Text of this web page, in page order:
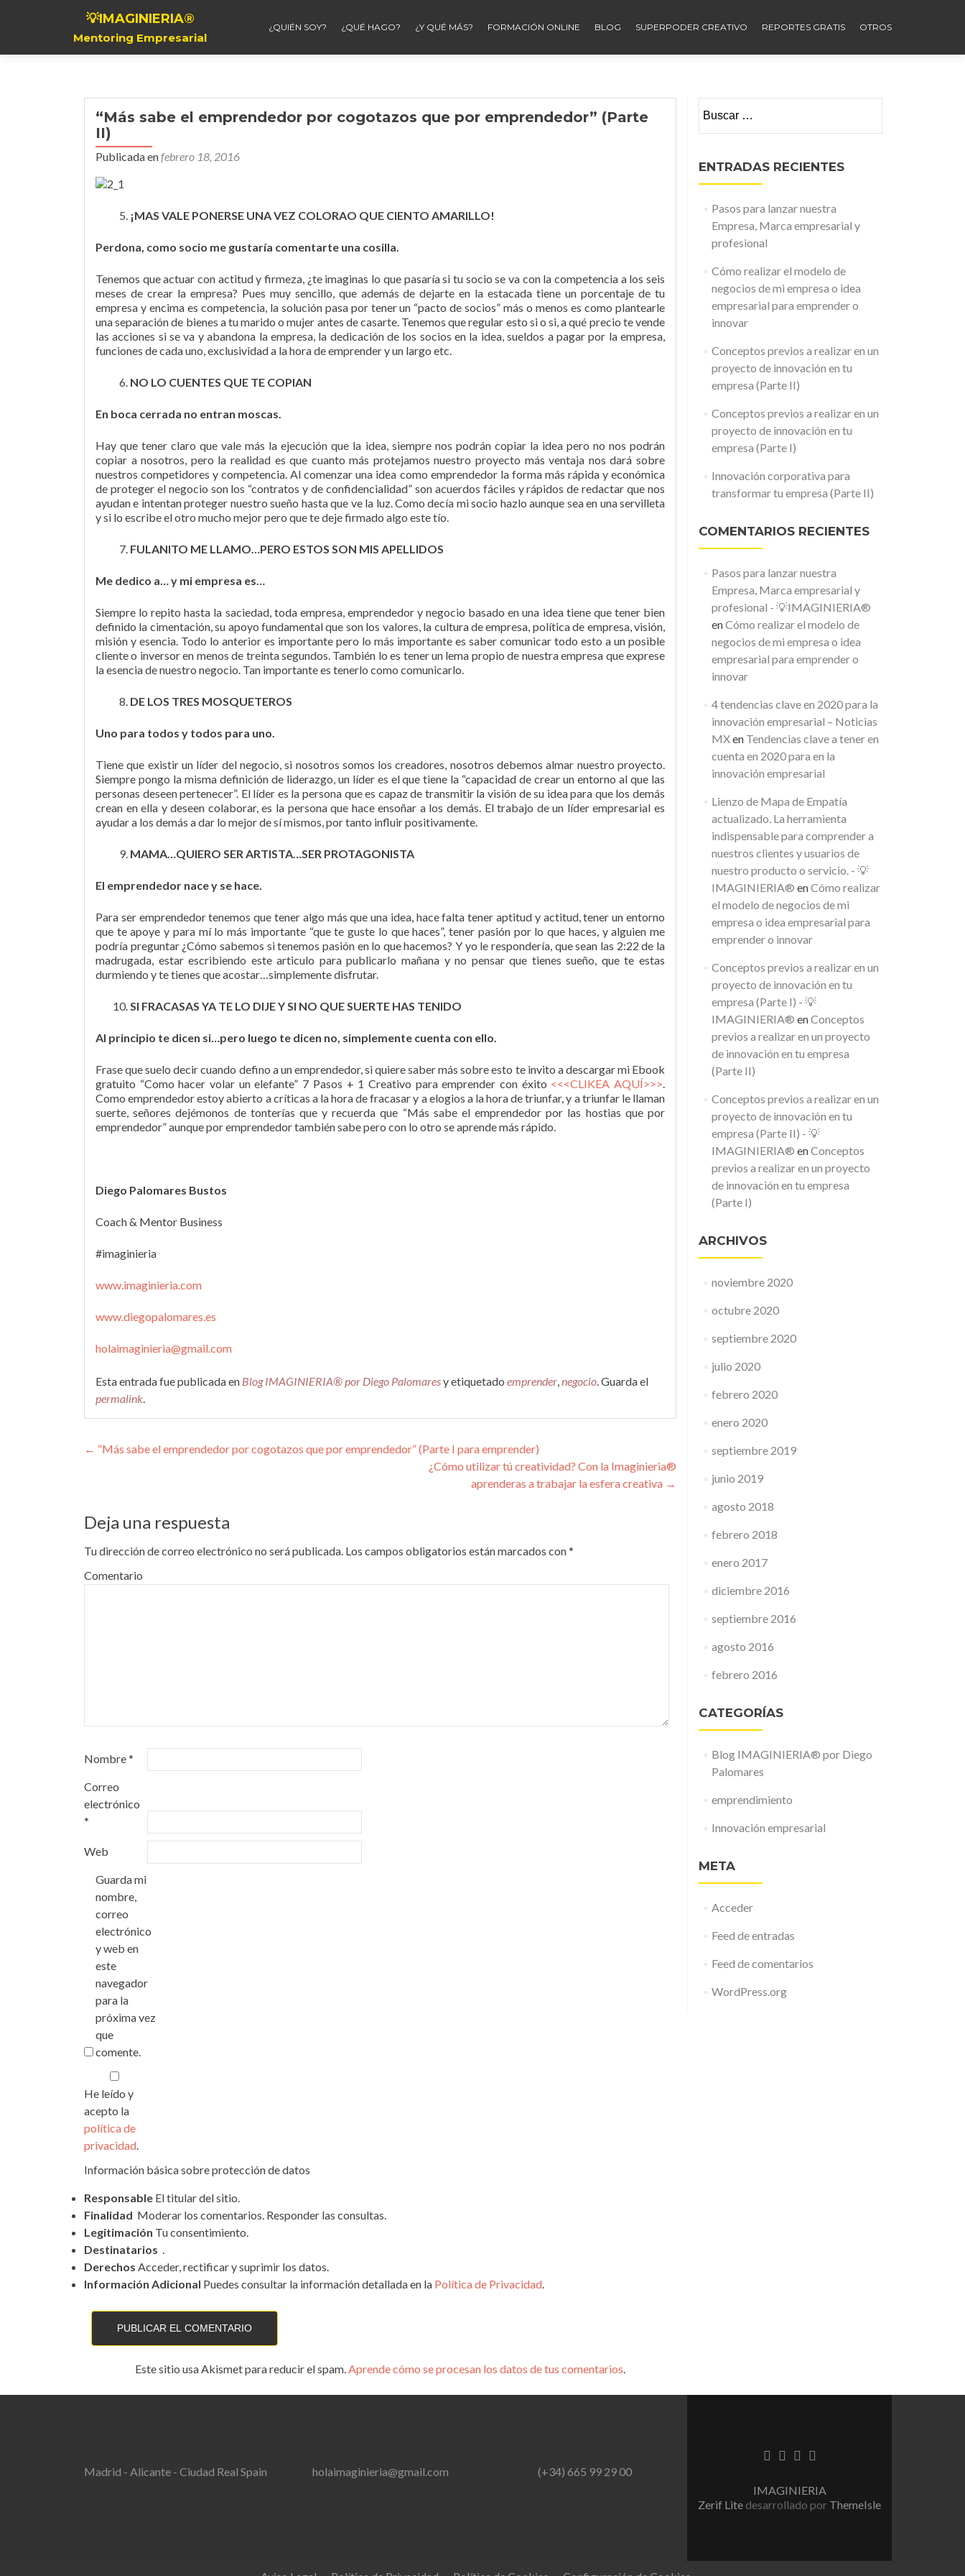
💡IMAGINIERIA®
Mentoring Empresarial
¿QUIÉN SOY? ¿QUÉ HAGO? ¿Y QUÉ MÁS? FORMACIÓN ONLINE BLOG SUPERPODER CREATIVO REPORTES GRATIS OTROS
“Más sabe el emprendedor por cogotazos que por emprendedor” (Parte
II)
Publicada enfebrero 18, 2016
¡MAS VALE PONERSE UNA VEZ COLORAO QUE CIENTO AMARILLO!
Perdona, como socio me gustaría comentarte una cosilla.
Tenemos que actuar con actitud y firmeza, ¿te imaginas lo que pasaría si tu socio se va con la competencia a los seis
meses de crear la empresa? Pues muy sencillo, que además de dejarte en la estacada tiene un porcentaje de tu
empresa y encima es competencia, la solución pasa por tener un “pacto de socios” más o menos es como plantearle
una separación de bienes a tu marido o mujer antes de casarte. Tenemos que regular esto si o si, a qué precio te vende
las acciones si se va y abandona la empresa, la dedicación de los socios en la idea, sueldos a pagar por la empresa,
funciones de cada uno, exclusividad a la hora de emprender y un largo etc.
NO LO CUENTES QUE TE COPIAN
En boca cerrada no entran moscas.
Hay que tener claro que vale más la ejecución que la idea, siempre nos podrán copiar la idea pero no nos podrán
copiar a nosotros, pero la realidad es que cuanto más protejamos nuestro proyecto más ventaja nos dará sobre
nuestros competidores y competencia. Al comenzar una idea como emprendedor la forma más rápida y económica
de proteger el negocio son los “contratos y de confidencialidad” son acuerdos fáciles y rápidos de redactar que nos
ayudan e intentan proteger nuestro sueño hasta que ve la luz. Como decía mi socio hazlo aunque sea en una servilleta
y si lo escribe el otro mucho mejor pero que te deje firmado algo este tío.
FULANITO ME LLAMO…PERO ESTOS SON MIS APELLIDOS
Me dedico a… y mi empresa es…
Siempre lo repito hasta la saciedad, toda empresa, emprendedor y negocio basado en una idea tiene que tener bien
definido la cimentación, su apoyo fundamental que son los valores, la cultura de empresa, política de empresa, visión,
misión y esencia. Todo lo anterior es importante pero lo más importante es saber comunicar todo esto a un posible
cliente o inversor en menos de treinta segundos. También lo es tener un lema propio de nuestra empresa que exprese
la esencia de nuestro negocio. Tan importante es tenerlo como comunicarlo.
DE LOS TRES MOSQUETEROS
Uno para todos y todos para uno.
Tiene que existir un líder del negocio, si nosotros somos los creadores, nosotros debemos almar nuestro proyecto.
Siempre pongo la misma definición de liderazgo, un líder es el que tiene la “capacidad de crear un entorno al que las
personas deseen pertenecer”. El líder es la persona que es capaz de transmitir la visión de su idea para que los demás
crean en ella y deseen colaborar, es la persona que hace ensoñar a los demás. El trabajo de un líder empresarial es
ayudar a los demás a dar lo mejor de sí mismos, por tanto influir positivamente.
MAMA…QUIERO SER ARTISTA…SER PROTAGONISTA
El emprendedor nace y se hace.
Para ser emprendedor tenemos que tener algo más que una idea, hace falta tener aptitud y actitud, tener un entorno
que te apoye y para mí lo más importante “que te guste lo que haces”, tener pasión por lo que haces, y alguien me
podría preguntar ¿Cómo sabemos si tenemos pasión en lo que hacemos? Y yo le respondería, que sean las 2:22 de la
madrugada, estar escribiendo este articulo para publicarlo mañana y no pensar que tienes sueño, que te estas
durmiendo y te tienes que acostar…simplemente disfrutar.
SI FRACASAS YA TE LO DIJE Y SI NO QUE SUERTE HAS TENIDO
Al principio te dicen si…pero luego te dicen no, simplemente cuenta con ello.
Frase que suelo decir cuando defino a un emprendedor, si quiere saber más sobre esto te invito a descargar mi Ebook
gratuito “Como hacer volar un elefante” 7 Pasos + 1 Creativo para emprender con éxito <<<CLIKEA AQUÍ>>>.
Como emprendedor estoy abierto a críticas a la hora de fracasar y a elogios a la hora de triunfar, y a triunfar le llaman
suerte, señores dejémonos de tonterías que y recuerda que “Más sabe el emprendedor por las hostias que por
emprendedor” aunque por emprendedor también sabe pero con lo otro se aprende más rápido.
Diego Palomares Bustos
Coach & Mentor Business
#imaginieria
www.imaginieria.com
www.diegopalomares.es
holaimaginieria@gmail.com
Esta entrada fue publicada en Blog IMAGINIERIA® por Diego Palomaresy etiquetado emprender,negocio. Guarda el
permalink.
Navegación de entradas
← “Más sabe el emprendedor por cogotazos que por emprendedor” (Parte I para emprender)
¿Cómo utilizar tú creatividad? Con la Imaginieria®
aprenderas a trabajar la esfera creativa →
Deja una respuesta
Tu dirección de correo electrónico no será publicada. Los campos obligatorios están marcados con*
Comentario
Nombre*
Correo
electrónico
*
Web
Guarda mi
nombre,
correo
electrónico
y web en
este
navegador
para la
próxima vez
que
comente.
He leído y
acepto la
política de
privacidad.
Información básica sobre protección de datos
Responsable El titular del sitio.
Finalidad Moderar los comentarios. Responder las consultas.
Legitimación Tu consentimiento.
Destinatarios .
Derechos Acceder, rectificar y suprimir los datos.
Información Adicional Puedes consultar la información detallada en la Política de Privacidad.
Este sitio usa Akismet para reducir el spam.Aprende cómo se procesan los datos de tus comentarios.
ENTRADAS RECIENTES
Pasos para lanzar nuestra
Empresa, Marca empresarial y
profesional
Cómo realizar el modelo de
negocios de mi empresa o idea
empresarial para emprender o
innovar
Conceptos previos a realizar en un
proyecto de innovación en tu
empresa (Parte II)
Conceptos previos a realizar en un
proyecto de innovación en tu
empresa (Parte I)
Innovación corporativa para
transformar tu empresa (Parte II)
COMENTARIOS RECIENTES
Pasos para lanzar nuestra
Empresa, Marca empresarial y
profesional - 💡IMAGINIERIA®
enCómo realizar el modelo de
negocios de mi empresa o idea
empresarial para emprender o
innovar
4 tendencias clave en 2020 para la
innovación empresarial – Noticias
MXen Tendencias clave a tener en
cuenta en 2020 para en la
innovación empresarial
Lienzo de Mapa de Empatía
actualizado. La herramienta
indispensable para comprender a
nuestros clientes y usuarios de
nuestro producto o servicio. - 💡
IMAGINIERIA® enCómo realizar
el modelo de negocios de mi
empresa o idea empresarial para
emprender o innovar
Conceptos previos a realizar en un
proyecto de innovación en tu
empresa (Parte I) - 💡
IMAGINIERIA® enConceptos
previos a realizar en un proyecto
de innovación en tu empresa
(Parte II)
Conceptos previos a realizar en un
proyecto de innovación en tu
empresa (Parte II) - 💡
IMAGINIERIA® enConceptos
previos a realizar en un proyecto
de innovación en tu empresa
(Parte I)
ARCHIVOS
noviembre 2020
octubre 2020
septiembre 2020
julio 2020
febrero 2020
enero 2020
septiembre 2019
junio 2019
agosto 2018
febrero 2018
enero 2017
diciembre 2016
septiembre 2016
agosto 2016
febrero 2016
CATEGORÍAS
Blog IMAGINIERIA® por Diego
Palomares
emprendimiento
Innovación empresarial
META
Acceder
Feed de entradas
Feed de comentarios
WordPress.org
Madrid - Alicante - Ciudad Real Spain holaimaginieria@gmail.com (+34) 665 99 29 00
EnlaceEnlace
EnlaceEnlace
IMAGINIERIA
Zerif Lite desarrollado por ThemeIsle